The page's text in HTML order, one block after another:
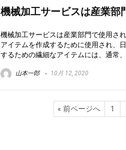
機械加工サービスは産業部
機械加工サービスは産業部門で使用さ
アイテムを作成するために使用され、
するための繊細なアイテムには、通常
山本一郎 10月 12, 2020
« 前ページへ 1